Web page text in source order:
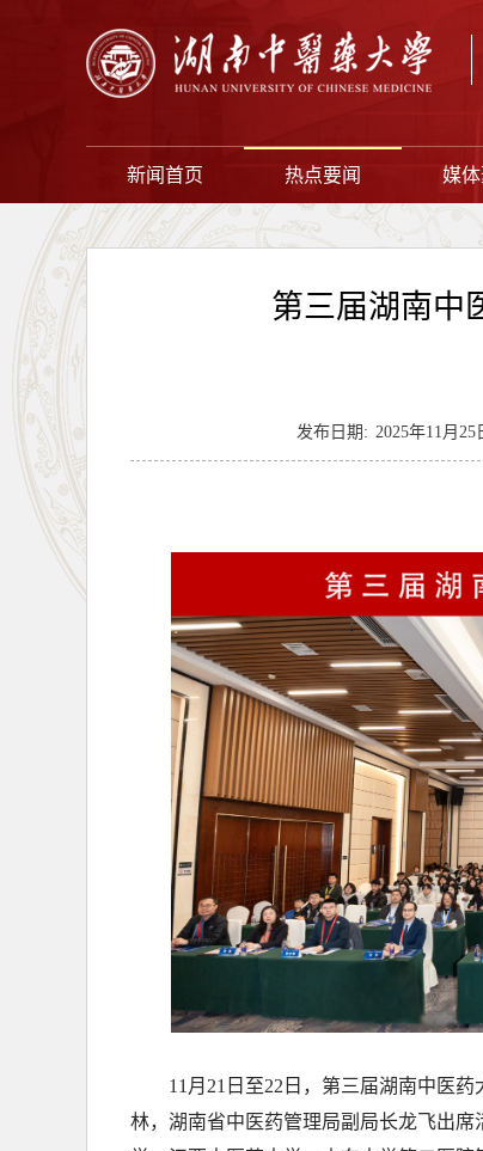
新闻首页 热点要闻 媒
第三届湖南中
发布日期: 2025年11月25
11月21日至22日，第三届湖南中医
林，湖南省中医药管理局副局长龙飞出